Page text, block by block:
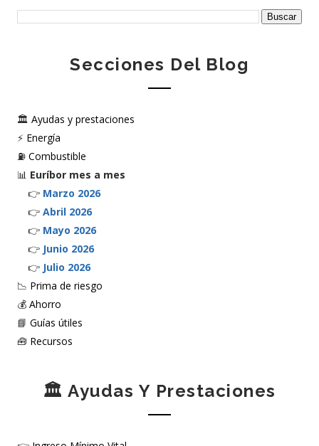
Secciones Del Blog
🏛️ Ayudas y prestaciones
⚡ Energía
⛽ Combustible
📊 Euríbor mes a mes
👉 Marzo 2026
👉 Abril 2026
👉 Mayo 2026
👉 Junio 2026
👉 Julio 2026
📉 Prima de riesgo
💰 Ahorro
📘 Guías útiles
🧰 Recursos
🏛️ Ayudas Y Prestaciones